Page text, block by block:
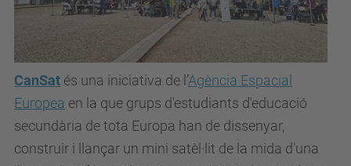
CanSat és una iniciativa de l’Agència Espacial
Europea en la que grups d'estudiants d'educació
secundària de tota Europa han de dissenyar,
construir i llançar un mini satèl·lit de la mida d'una